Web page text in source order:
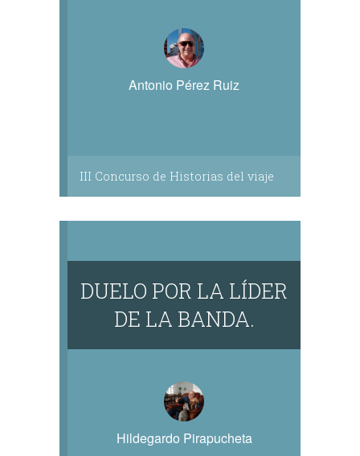
Antonio Pérez Ruiz
III Concurso de Historias del viaje
DUELO POR LA LÍDER
DE LA BANDA.
Hildegardo Pirapucheta